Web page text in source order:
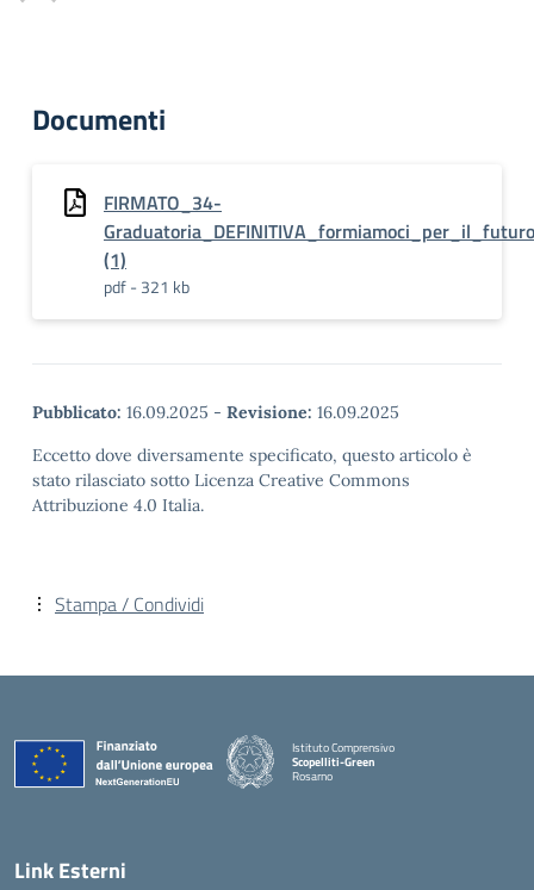
Documenti
FIRMATO_34-
Graduatoria_DEFINITIVA_formiamoci_per_il_futuro
(1)
pdf - 321 kb
Pubblicato: 16.09.2025 - Revisione: 16.09.2025
Eccetto dove diversamente specificato, questo articolo è
stato rilasciato sotto Licenza Creative Commons
Attribuzione 4.0 Italia.
Stampa / Condividi
Istituto Comprensivo
Scopelliti-Green
Rosarno
Link Esterni